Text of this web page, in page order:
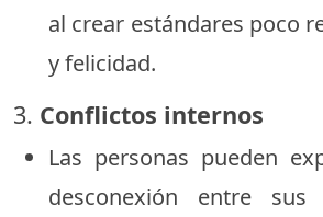
al crear estándares poco
y felicidad.
3. Conflictos internos
Las personas pueden
desconexión entre